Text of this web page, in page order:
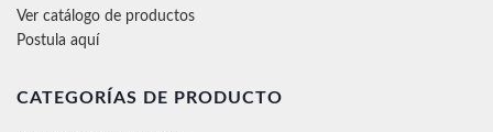
Ver catálogo de productos
Postula aquí
CATEGORÍAS DE PRODUCTO